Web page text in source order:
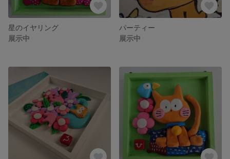
星のイヤリング
展示中
パーティー
展示中